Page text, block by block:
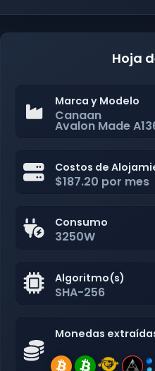
Hoja
Marca y Modelo
Canaan
Avalon Made
Costos de
$187.20 por mes
Consumo
3250W
Algoritmo(s)
SHA-256
Monedas